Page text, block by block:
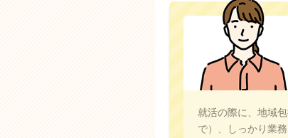
就活の際に、地域
で）、しっかり業